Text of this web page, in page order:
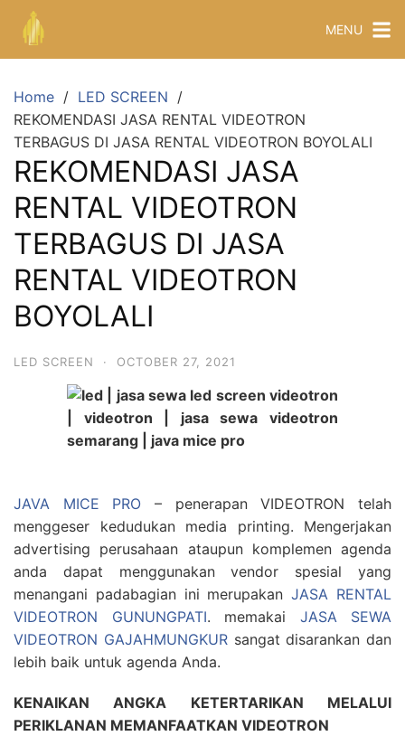
MENU
Home
LED SCREEN
REKOMENDASI JASA RENTAL VIDEOTRON
TERBAGUS DI JASA RENTAL VIDEOTRON BOYOLALI
REKOMENDASI JASA
RENTAL VIDEOTRON
TERBAGUS DI JASA
RENTAL VIDEOTRON
BOYOLALI
LED SCREEN · OCTOBER 27, 2021
JAVA MICE PRO – penerapan VIDEOTRON telah
menggeser kedudukan media printing. Mengerjakan
advertising perusahaan ataupun komplemen agenda
anda dapat menggunakan vendor spesial yang
menangani padabagian ini merupakanJASA RENTAL
VIDEOTRON GUNUNGPATI. memakai JASA SEWA
VIDEOTRON GAJAHMUNGKURsangat disarankan dan
lebih baik untuk agenda Anda.
KENAIKAN ANGKA KETERTARIKAN MELALUI
PERIKLANAN MEMANFAATKAN VIDEOTRON